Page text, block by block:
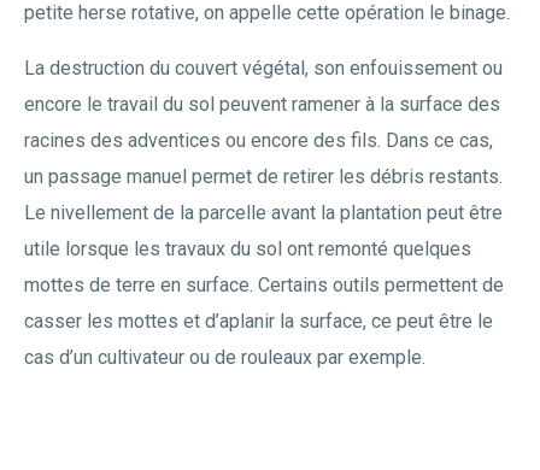
petite herse rotative, on appelle cette opération le binage.
La destruction du couvert végétal, son enfouissement ou
encore le travail du sol peuvent ramener à la surface des
racines des adventices ou encore des fils. Dans ce cas,
un passage manuel permet de retirer les débris restants.
Le nivellement de la parcelle avant la plantation peut être
utile lorsque les travaux du sol ont remonté quelques
mottes de terre en surface. Certains outils permettent de
casser les mottes et d’aplanir la surface, ce peut être le
cas d’un cultivateur ou de rouleaux par exemple.